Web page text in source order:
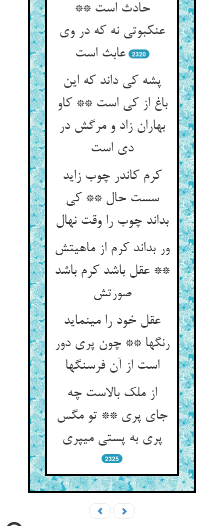
حادث است **
عنکبوتی نه که در وی
عابث است‏
2320
پشه کی داند که این
باغ از کی است ** کاو
بهاران زاد و مرگش در
دی است‏
کرم کاندر چوب زاید
سست حال ** کی
بداند چوب را وقت نهال‏
ور بداند کرم از ماهیتش
** عقل باشد کرم باشد
صورتش‏
عقل خود را می‏نماید
رنگها ** چون پری دور
است از آن فرسنگ‏ها
از ملک بالاست چه
جای پری ** تو مگس
پری به پستی می‏پری‏
2325